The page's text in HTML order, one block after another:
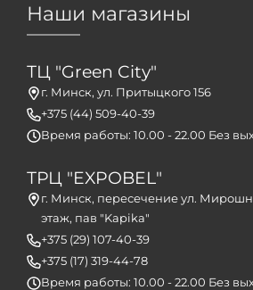
Наши магазины
ТЦ "Green City"
г. Минск, ул. Притыцкого 156
+375 (44) 509-40-39
Время работы: 10.00 - 22.00 Без
ТРЦ "EXPOBEL"
г. Минск, пересечение ул.
этаж, пав "Kapika"
+375 (29) 107-40-39
+375 (17) 319-44-78
Время работы: 10.00 - 22.00 Без